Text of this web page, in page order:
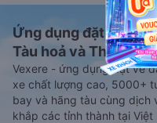
Ứng dụng đặt vé Xe
Tàu hoả và Thuê xe
Vexere - ứng dụng đặt vé
xe chất lượng cao, 5000+
bay và hãng tàu cùng dịch
khắp các tỉnh thành tại Việt